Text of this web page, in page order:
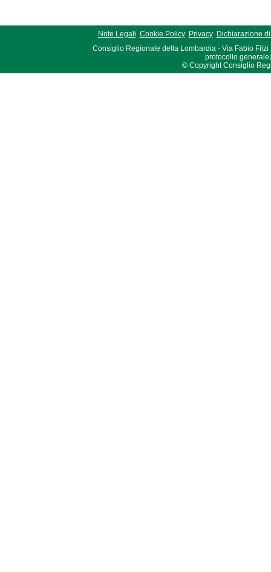
Note Legali Cookie Policy Privacy
Dichiarazione
Consiglio Regionale della Lombardia - Via Fabio Filzi
© Copyright Consiglio